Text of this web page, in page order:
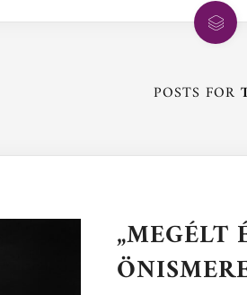
POSTS FOR
„MEGÉLT